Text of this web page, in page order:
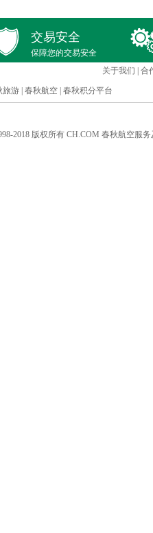
交易安全
保障您的交易安全
关于我们
合
旅游 春秋航空 春秋积分平台
2018 版权所有 CH.COM 春秋航空服